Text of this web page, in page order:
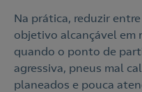
Na prática, reduzir
objetivo alcançável em
quando o ponto de
agressiva, pneus mal
planeados e pouca